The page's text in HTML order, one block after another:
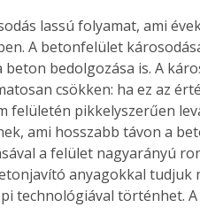
lassú folyamat, ami
A betonfelület
beton bedolgozása is. A
csökken: ha ez az
felületén pikkelyszerűen
ami hosszabb távon a
a felület nagyarányú
anyagokkal tudjuk
technológiával történhet.